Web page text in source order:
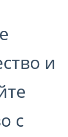
и
с